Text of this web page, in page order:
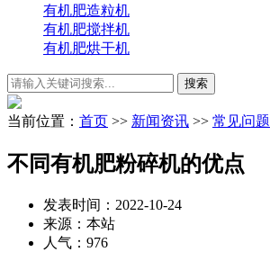
有机肥造粒机
有机肥搅拌机
有机肥烘干机
当前位置： 首页 >> 新闻资讯 >> 常见问题
不同有机肥粉碎机的优点
发表时间：2022-10-24
来源：本站
人气：976